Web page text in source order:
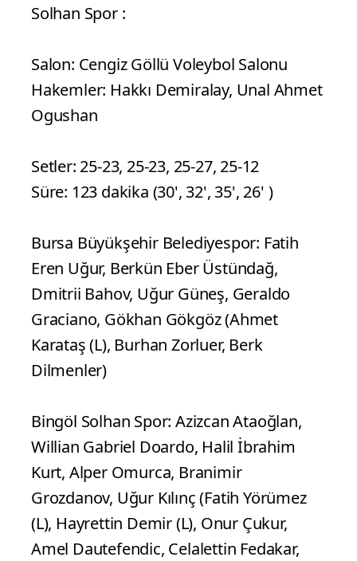
Solhan Spor :
Salon: Cengiz Göllü Voleybol Salonu
Hakemler: Hakkı Demiralay, Unal Ahmet
Ogushan
Setler: 25-23, 25-23, 25-27, 25-12
Süre: 123 dakika (30', 32', 35', 26' )
Bursa Büyükşehir Belediyespor: Fatih
Eren Uğur, Berkün Eber Üstündağ,
Dmitrii Bahov, Uğur Güneş, Geraldo
Graciano, Gökhan Gökgöz (Ahmet
Karataş (L), Burhan Zorluer, Berk
Dilmenler)
Bingöl Solhan Spor: Azizcan Ataoğlan,
Willian Gabriel Doardo, Halil İbrahim
Kurt, Alper Omurca, Branimir
Grozdanov, Uğur Kılınç (Fatih Yörümez
(L), Hayrettin Demir (L), Onur Çukur,
Amel Dautefendic, Celalettin Fedakar,